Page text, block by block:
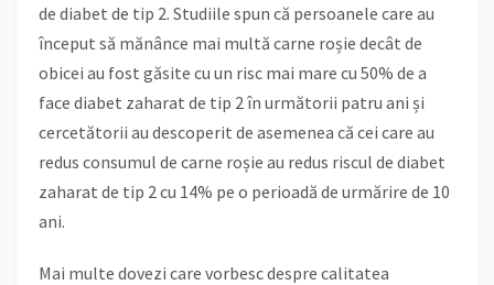
de diabet de tip 2. Studiile spun că persoanele care au
început să mănânce mai multă carne roșie decât de
obicei au fost găsite cu un risc mai mare cu 50% de a
face diabet zaharat de tip 2 în următorii patru ani și
cercetătorii au descoperit de asemenea că cei care au
redus consumul de carne roșie au redus riscul de diabet
zaharat de tip 2 cu 14% pe o perioadă de urmărire de 10
ani.
Mai multe dovezi care vorbesc despre calitatea